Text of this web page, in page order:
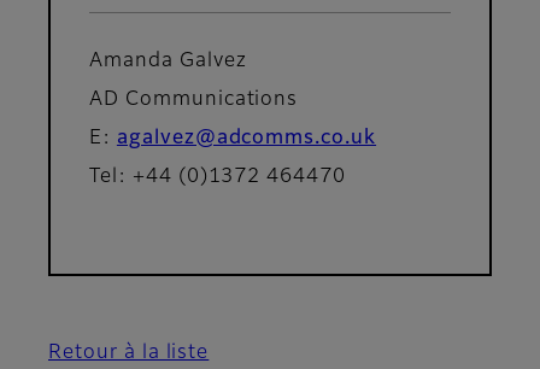
Amanda Galvez
AD Communications
E: agalvez@adcomms.co.uk
Tel: +44 (0)1372 464470
Retour à la liste